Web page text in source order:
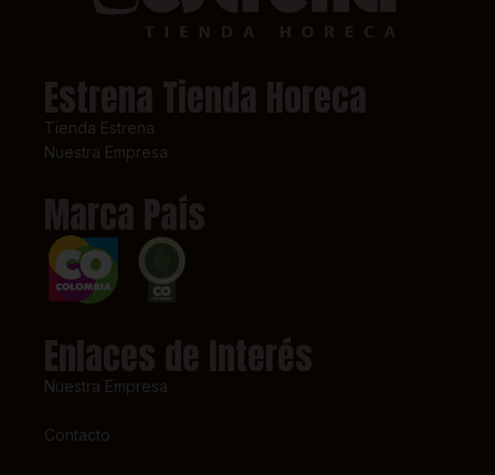
Estrena Tienda Horeca
Tienda Estrena
Nuestra Empresa
Marca País
Enlaces de Interés
Nuestra Empresa
Contacto